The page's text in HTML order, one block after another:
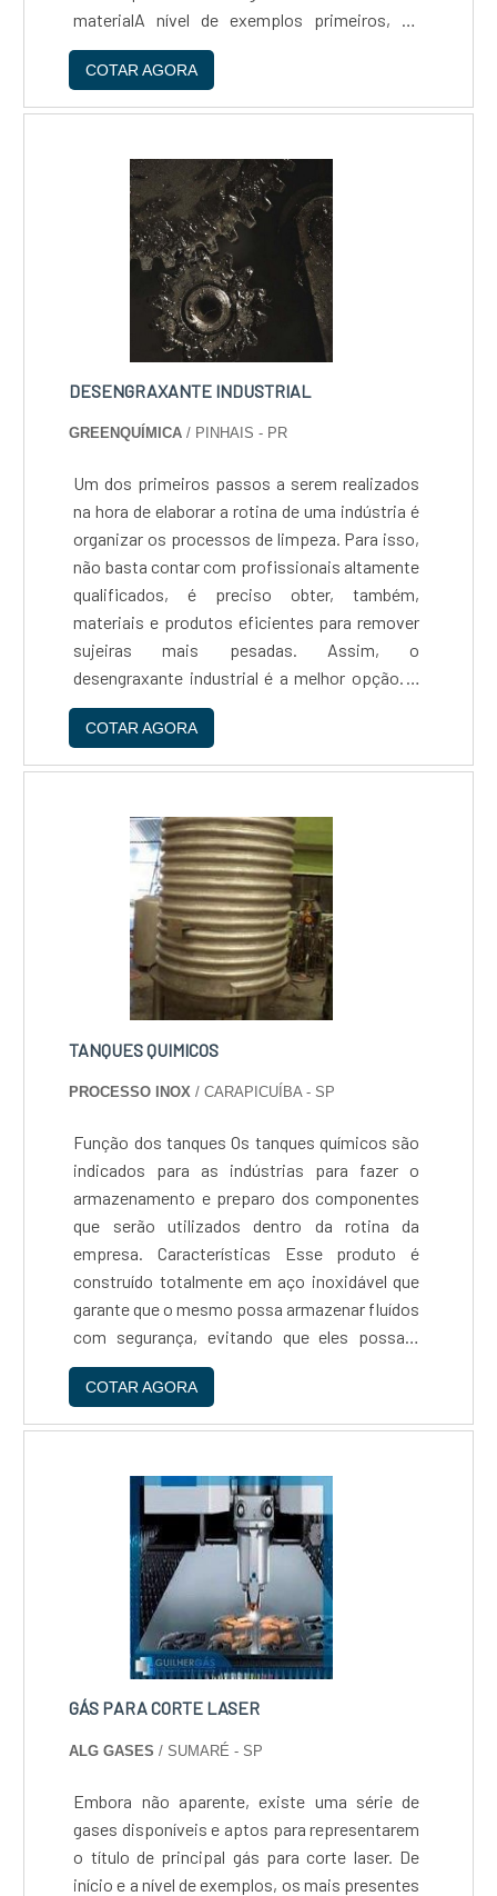
materialA nível de exemplos primeiros, as
indústrias químicas são as que mais de longe
aproveitam estas estruturas como forma de
otimizar as reações....
COTAR AGORA
DESENGRAXANTE INDUSTRIAL
GREENQUÍMICA / PINHAIS - PR
Um dos primeiros passos a serem realizados
na hora de elaborar a rotina de uma indústria é
organizar os processos de limpeza. Para isso,
não basta contar com profissionais altamente
qualificados, é preciso obter, também,
materiais e produtos eficientes para remover
sujeiras mais pesadas. Assim, o
desengraxante industrial é a melhor opção. O
desengraxante tipo industrial, por sua vez, é
um produto utilizado em larga escala na
limpeza industrial. Trata-se de um material que
sujeiras simples e grossas, como óleo, graxas,
lubrificantes e demais elementos presentes
nas superfícies e equipamentos de uma
indústria. Tipos de desengraxantes
industriaisAntes de mais nada, é importante
esclarecer que a escolha do desengraxante
dependerá da finalidade da limpeza, que pode
variar de acordo com sujeiras orgânicas ou
inorgânicas. A primeira está relacionada a
gorduras, proteínas, e matérias vivas, bem
sujeiras inorgânicas referem-se a
contaminantes sólidos, envolvendo poeira,
ferrugem, partículas de desgaste e demais
substâncias similares. Portanto, para cada
tipo de limpeza há um modelo de
desengraxante. Entre os mais comuns, é
possível mencionar: Desengraxantes
tradicionais;Desengraxantes
biodegradáveis;Desengraxantes industriais
em geral. Onde encontrar o melhor
desengraxante industrial O melhor
GREENQUÍMICA, empresa que atua na
fabricação de produtos químicos há 24 anos. A
companhia conta com tecnologia de ponta,
oferece soluções sustentáveis e equipes
multidisciplinares. A GREENQUÍMICA atende
todo o território nacional e apresenta
processos muito bem estruturados. Entre em
contato para saber mais!.
COTAR AGORA
TANQUES QUIMICOS
PROCESSO INOX / CARAPICUÍBA - SP
Função dos tanques Os tanques químicos são
indicados para as indústrias para fazer o
armazenamento e preparo dos componentes
que serão utilizados dentro da rotina da
empresa. Características Esse produto é
construído totalmente em aço inoxidável que
garante que o mesmo possa armazenar fluídos
com segurança, evitando que eles possam
ficar contaminados pelo ambiente. Aplicações
do produto - Dissolução de sólidos, -
Homogenização de líquidos, - T....
COTAR AGORA
GÁS PARA CORTE LASER
ALG GASES / SUMARÉ - SP
Embora não aparente, existe uma série de
gases disponíveis e aptos para representarem
o título de principal gás para corte laser. De
início e a nível de exemplos, os mais presentes